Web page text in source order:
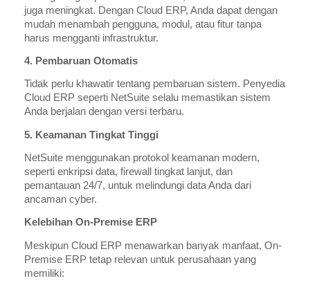
juga meningkat. Dengan Cloud ERP, Anda dapat dengan
mudah menambah pengguna, modul, atau fitur tanpa
harus mengganti infrastruktur.
4. Pembaruan Otomatis
Tidak perlu khawatir tentang pembaruan sistem. Penyedia
Cloud ERP seperti NetSuite selalu memastikan sistem
Anda berjalan dengan versi terbaru.
5. Keamanan Tingkat Tinggi
NetSuite menggunakan protokol keamanan modern,
seperti enkripsi data, firewall tingkat lanjut, dan
pemantauan 24/7, untuk melindungi data Anda dari
ancaman cyber.
Kelebihan On-Premise ERP
Meskipun Cloud ERP menawarkan banyak manfaat, On-
Premise ERP tetap relevan untuk perusahaan yang
memiliki: